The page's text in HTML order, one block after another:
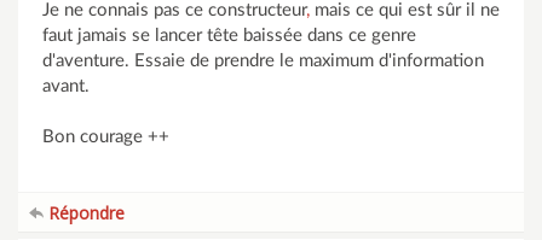
Je ne connais pas ce constructeur, mais ce qui est sûr il ne
faut jamais se lancer tête baissée dans ce genre
d'aventure. Essaie de prendre le maximum d'information
avant.
Bon courage ++
Répondre